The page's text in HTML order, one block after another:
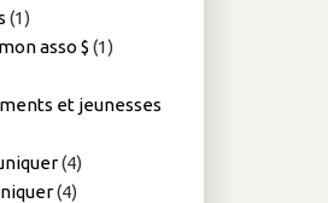
(1)
asso $ (1)
et jeunesses
(4)
(4)